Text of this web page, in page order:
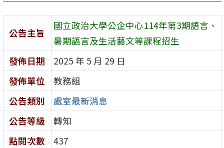
區
公告主旨
國立政治大學公企中心114年第3期語言、
暑期語言及生活藝文等課程招生
發佈日期
2025 年 5 月 29 日
發佈單位
教務組
公告類別
處室最新消息
公告等級
轉知
點閱次數
437